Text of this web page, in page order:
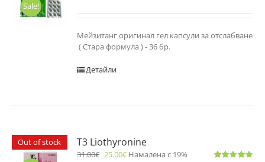
Sale!
Мейзитанг оригинал гел капсули за отслабване
( Стара формула ) - 36 бр.
Детайли
Out of stock T3 Liothyronine
31.00€ 25.00€ Намалена с 19%